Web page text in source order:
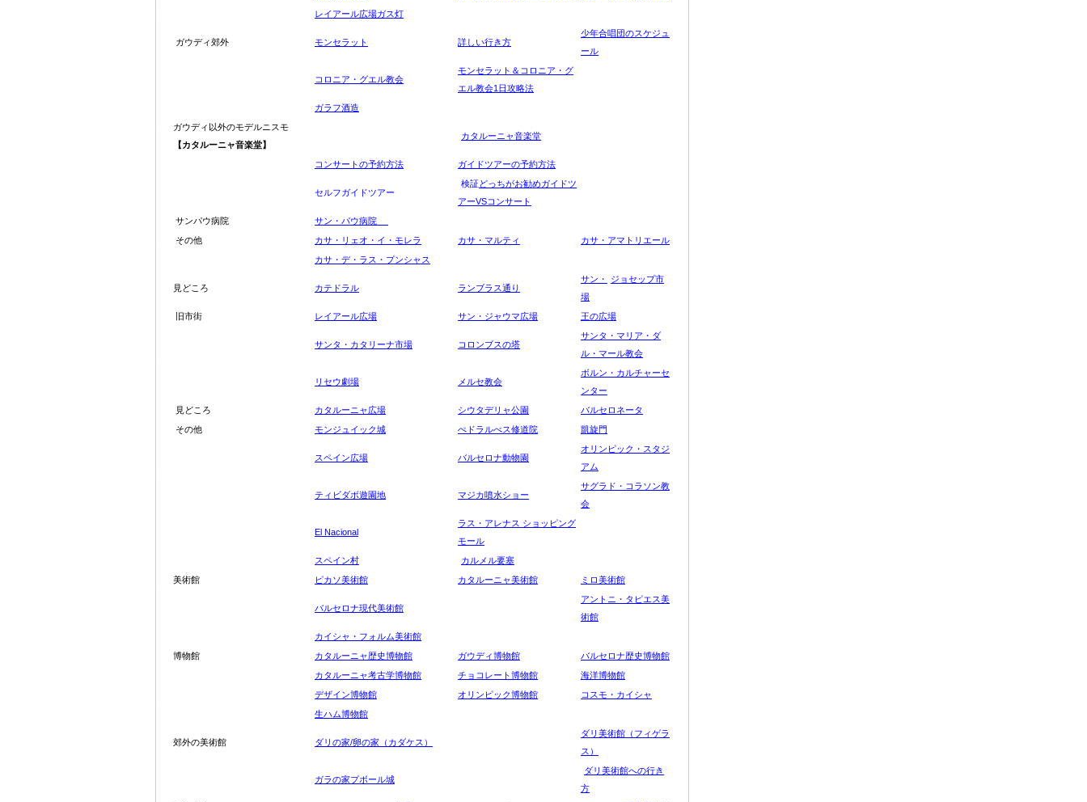
レイアール広場ガス灯
ガウディ郊外 モンセラット 詳しい行き方
少年合唱団のスケジュ
ール
コロニア・グエル教会
モンセラット＆コロニア・グ
エル教会1日攻略法
ガラフ酒造
ガウディ以外のモデルニスモ
【カタルーニャ音楽堂】
カタルーニャ音楽堂
コンサートの予約方法 ガイドツアーの予約方法
セルフガイドツアー
検証どっちがお勧めガイドツ
アーVSコンサート
サンパウ病院
サン・パウ病院
その他
カサ・リェオ・イ・モレラ カサ・マルティ
カサ・アマトリエール
カサ・デ・ラス・プンシャス
見どころ カテドラル ランブラス通り
サン・
ジョセップ市
場
旧市街
レイアール広場 サン・ジャウマ広場 王の広場
サンタ・カタリーナ市場 コロンブスの塔
サンタ・マリア・ダ
ル・マール教会
リセウ劇場 メルセ教会
ボルン・カルチャーセ
ンター
見どころ
カタルーニャ広場 シウタデリャ公園
バルセロネータ
その他
モンジュイック城 ぺドラルべス修道院 凱旋門
スペイン広場 バルセロナ動物園
オリンピック・スタジ
アム
ティビダボ遊園地 マジカ噴水ショー
サグラド・コラソン教
会
El Nacional
ラス・アレナス ショッピング
モール
スペイン村
カルメル要塞
美術館
ピカソ美術館 カタルーニャ美術館 ミロ美術館
バルセロナ現代美術館
アントニ・タピエス美
術館
カイシャ・フォルム美術館
博物館
カタルーニャ歴史博物館 ガウディ博物館
バルセロナ歴史博物館
カタルーニャ考古学博物館
チョコレート博物館
海洋博物館
デザイン博物館
オリンピック博物館
コスモ・カイシャ
生ハム博物館
郊外の美術館 ダリの家/卵の家（カダケス）
ダリ美術館（フィゲラ
ス）
ガラの家プボール城
ダリ美術館への行き
方